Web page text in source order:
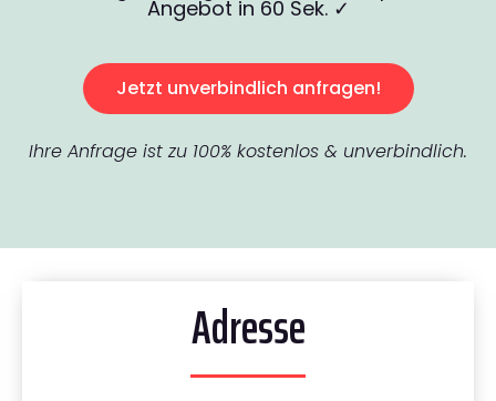
Angebot in 60 Sek. ✓
Jetzt unverbindlich anfragen!
Ihre Anfrage ist zu 100% kostenlos & unverbindlich.
Adresse